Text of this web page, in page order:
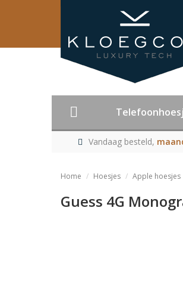
Vandaag besteld,
Home Hoesjes Apple hoesjes
Guess 4G